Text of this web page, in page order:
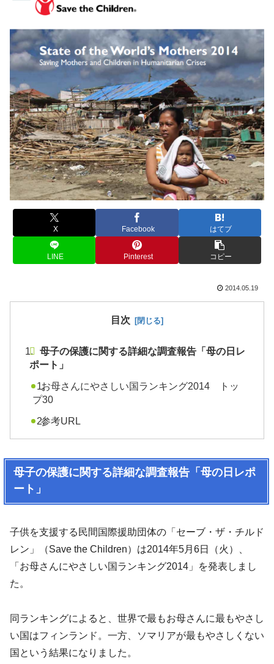
X Facebook はてブ
LINE Pinterest コピー
2014.05.19
目次
母子の保護に関する詳細な調査報告「母の日レ
ポート」
お母さんにやさしい国ランキング2014 トッ
プ30
参考URL
母子の保護に関する詳細な調査報告「母の日レポ
ート」
子供を支援する民間国際援助団体の「セーブ・ザ・チルド
レン」（Save the Children）は2014年5月6日（火）、
「お母さんにやさしい国ランキング2014」を発表しまし
た。
同ランキングによると、世界で最もお母さんに最もやさし
い国はフィンランド。一方、ソマリアが最もやさしくない
国という結果になりました。